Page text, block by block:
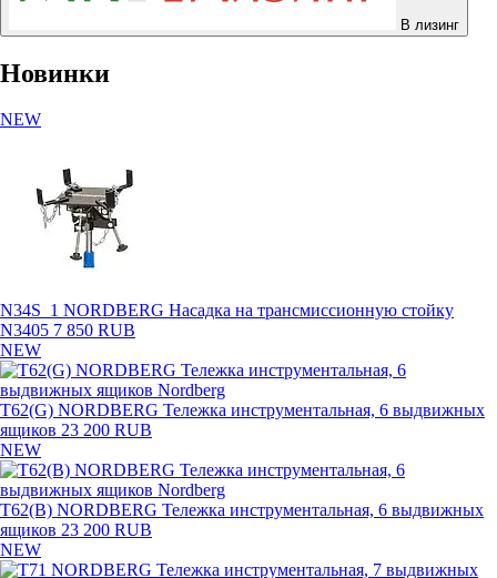
В лизинг
Новинки
NEW
N34S_1 NORDBERG Насадка на трансмиссионную стойку
N3405 7 850 RUB
NEW
T62(G) NORDBERG Тележка инструментальная, 6 выдвижных
ящиков 23 200 RUB
NEW
T62(B) NORDBERG Тележка инструментальная, 6 выдвижных
ящиков 23 200 RUB
NEW